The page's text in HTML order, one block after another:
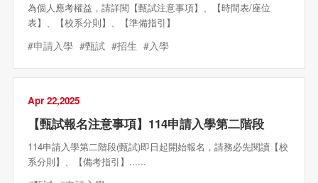
為個人應考權益，請詳閱【甄試注意事項】、【時間表/座位
表】、【校系分則】、【準備指引】
#申請入學 #甄試 #招生 #入學
Apr 22,2025
【甄試報名注意事項】114申請入學第二階段
114申請入學第二階段(甄試)即日起開始報名，請務必先閱讀【校
系分則】、【備考指引】......